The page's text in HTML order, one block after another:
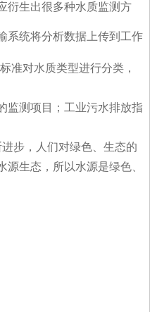
衍生出很多种水质监测方
系统将分析数据上传到工作
准对水质类型进行分类，
监测项目；工业污水排放指
进步，人们对绿色、生态的
生态，所以水源是绿色、